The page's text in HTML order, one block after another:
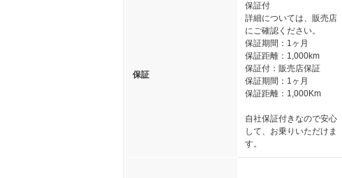
保証
保証付
詳細については、販売店
にご確認ください。
保証期間：1ヶ月
保証距離：1,000km
保証付：販売店保証
保証期間：1ヶ月
保証距離：1,000Km
自社保証付きなので安心
して、お乗りいただけま
す。